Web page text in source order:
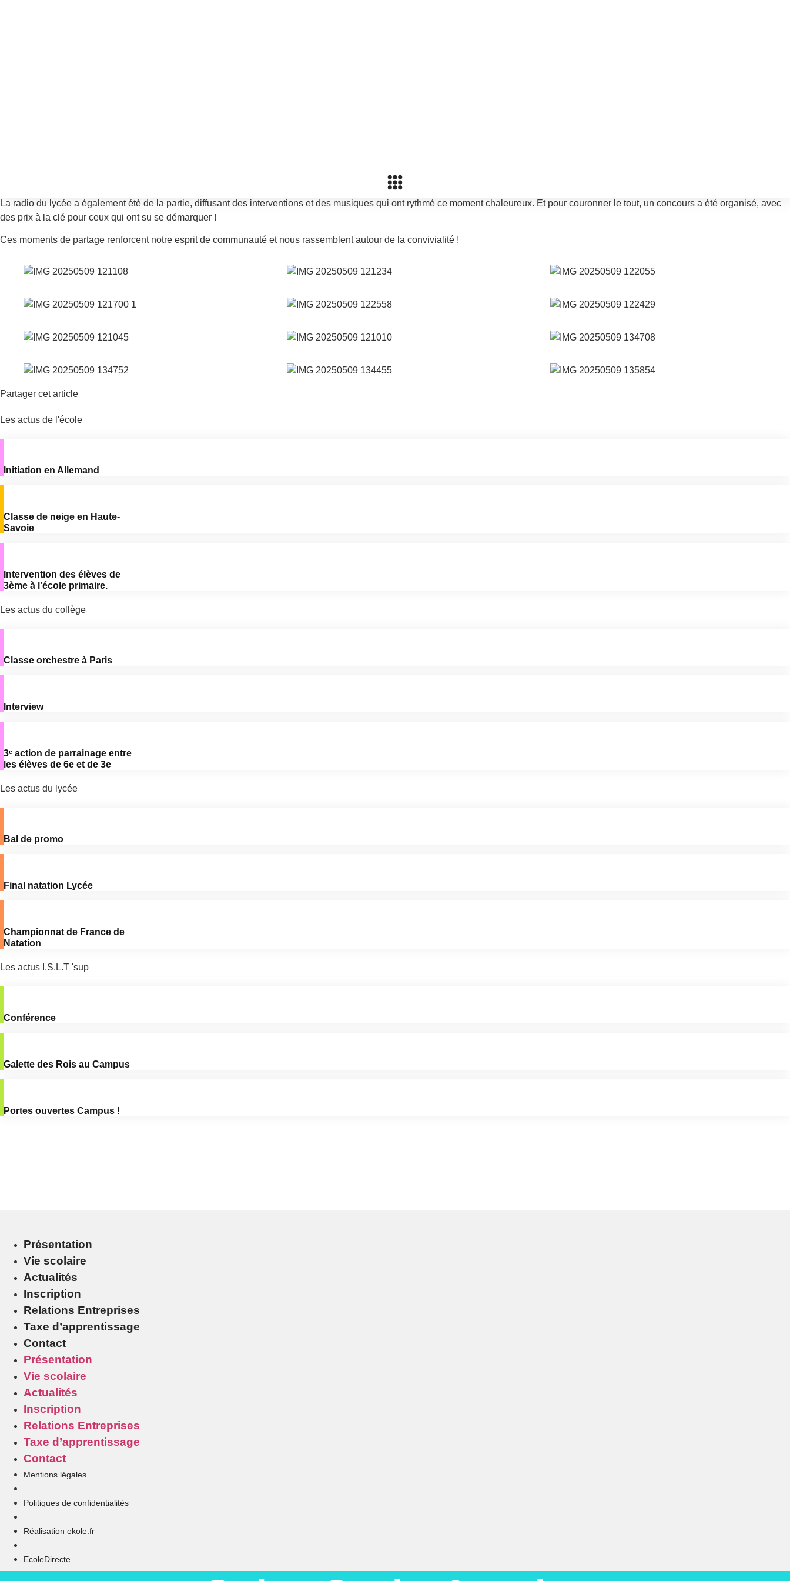
Pour ajouter à l’ambiance festive, un concert a eu lieu, mettant en avant les talents musicaux de nos élèves.
La radio du lycée a également été de la partie, diffusant des interventions et des musiques qui ont rythmé ce moment chaleureux. Et pour couronner le tout, un concours a été organisé, avec
des prix à la clé pour ceux qui ont su se démarquer !
Ces moments de partage renforcent notre esprit de communauté et nous rassemblent autour de la convivialité !
Partager cet article
Les actus de l'école
Initiation en Allemand
Classe de neige en Haute-
Savoie
Intervention des élèves de
3ème à l’école primaire.
Les actus du collège
Classe orchestre à Paris
Interview
3ᵉ action de parrainage entre
les élèves de 6e et de 3e
Les actus du lycée
Bal de promo
Final natation Lycée
Championnat de France de
Natation
Les actus I.S.L.T 'sup
Conférence
Galette des Rois au Campus
Portes ouvertes Campus !
Présentation
Vie scolaire
Actualités
Inscription
Relations Entreprises
Taxe d’apprentissage
Contact
Présentation
Vie scolaire
Actualités
Inscription
Relations Entreprises
Taxe d’apprentissage
Contact
Mentions légales
Politiques de confidentialités
Réalisation ekole.fr
EcoleDirecte